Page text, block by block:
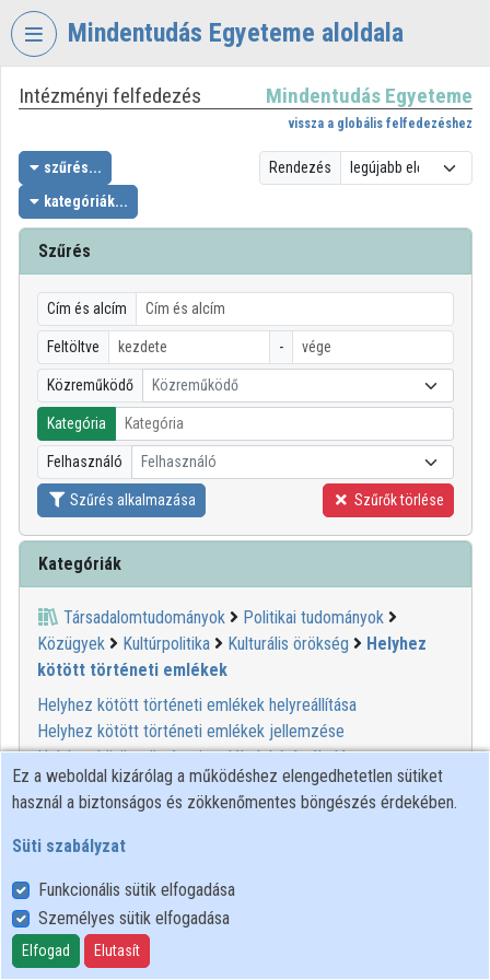
Fejléc kihagyása
Mindentudás Egyeteme aloldala
VIDEOTORIUM
MINDENTUDÁS
EGYETEME
Intézményi kezdőlap
Bejelentkezés
Intézményi felfedezés
Kategóriák
Intézményi listák
Intézmények
Közreműködők
Intézményi felfedezés Mindentudás Egyeteme
vissza a globális felfedezéshez
szűrés...
kategóriák...
Rendezés
Szűrés
Cím és alcím
Feltöltve -
Közreműködő Közreműködő
Kategória
Felhasználó Felhasználó
Szűrés alkalmazása Szűrők törlése
Kategóriák
Társadalomtudományok
Politikai tudományok
Közügyek
Kultúrpolitika Kulturális örökség
Helyhez
kötött történeti emlékek
Helyhez kötött történeti emlékek helyreállítása
Helyhez kötött történeti emlékek jellemzése
Helyhez kötött történeti emlékek kárértékelése
Helyhez kötött történeti emlékek konzerváló kezelése
Helyhez kötött történeti emlékek külső szennyeződése
Helyhez kötött történeti emlékek modellje
Helyhez kötött történeti emlékek módszertana
00:10:22
Ez a weboldal kizárólag a működéshez elengedhetetlen sütiket
használ a biztonságos és zökkenőmentes böngészés érdekében.
Süti szabályzat
Funkcionális sütik elfogadása
Személyes sütik elfogadása
Elfogad Elutasít